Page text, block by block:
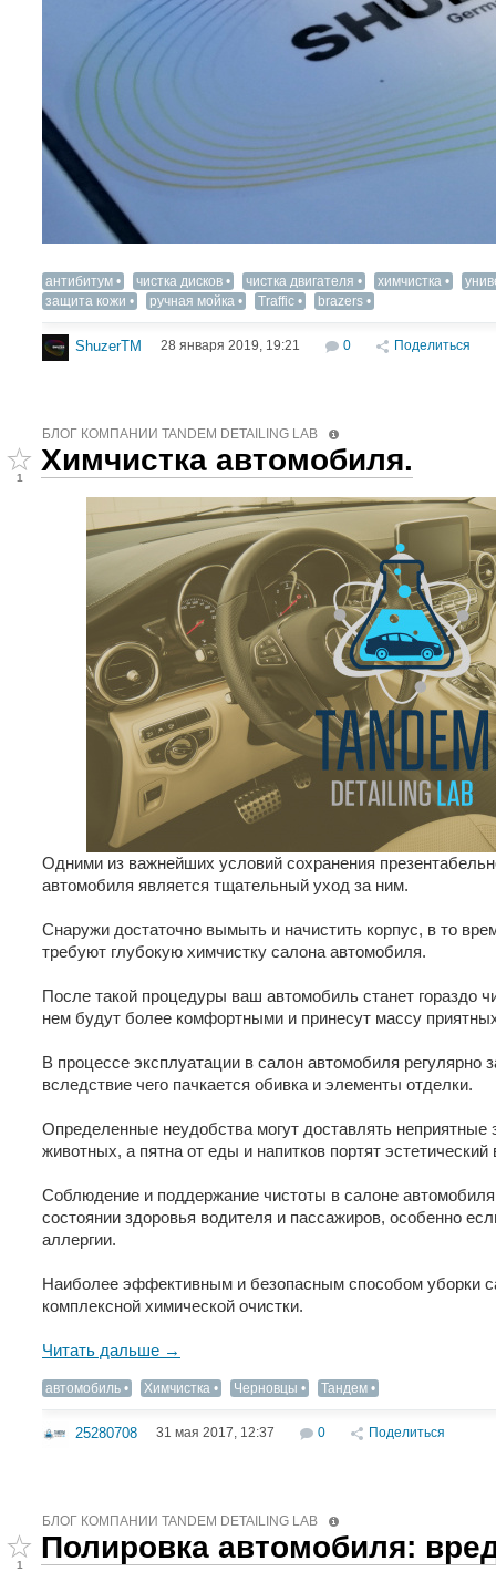
антибитум чистка дисков чистка двигателя химчистка
защита кожи
ручная мойка Traffic brazers
ShuzerTM 28 января 2019, 19:21 0 Поделиться
БЛОГ КОМПАНИИ TANDEM DETAILING LAB
1
Химчистка автомобиля.
Одними из важнейших условий сохранения
автомобиля является тщательный уход за ним.
Снаружи достаточно вымыть и начистить корпус, в то
требуют глубокую химчистку салона автомобиля.
После такой процедуры ваш автомобиль станет гораздо
нем будут более комфортными и принесут массу
В процессе эксплуатации в салон автомобиля регулярно
вследствие чего пачкается обивка и элементы отделки.
Определенные неудобства могут доставлять неприятные
животных, а пятна от еды и напитков портят эстетический
Соблюдение и поддержание чистоты в салоне автомобиля
состоянии здоровья водителя и пассажиров, особенно
аллергии.
Наиболее эффективным и безопасным способом уборки
комплексной химической очистки.
Читать дальше →
автомобиль Химчистка Черновцы Тандем
25280708 31 мая 2017, 12:37 0 Поделиться
БЛОГ КОМПАНИИ TANDEM DETAILING LAB
1
Полировка автомобиля: